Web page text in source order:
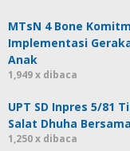
MTsN 4 Bone
Implementasi
Anak
1,949 x dibaca
UPT SD Inpres 5/81
Salat Dhuha Bersama
1,250 x dibaca